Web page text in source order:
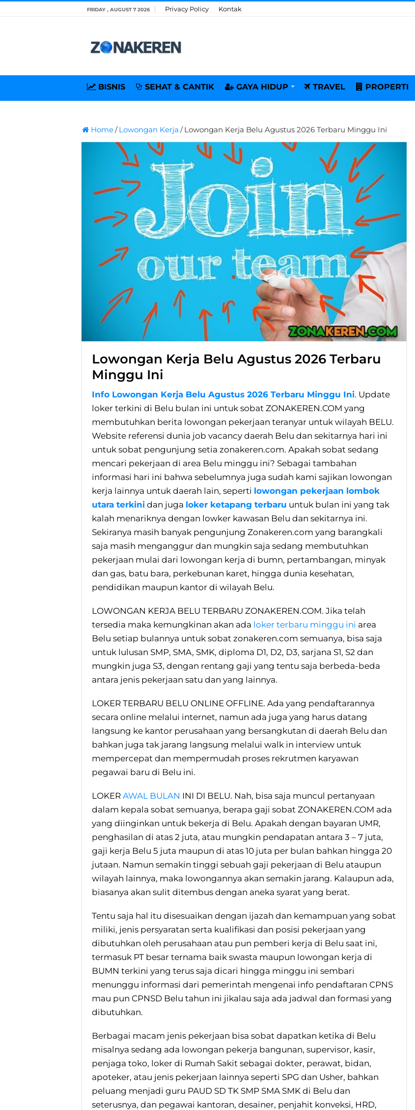
FRIDAY , AUGUST 7 2026 Privacy Policy Kontak
BISNIS SEHAT & CANTIK GAYA HIDUP TRAVEL PROPERTI
Home/ Lowongan Kerja / Lowongan Kerja Belu Agustus 2026 Terbaru Minggu Ini
Lowongan Kerja Belu Agustus 2026 Terbaru
Minggu Ini
Info Lowongan Kerja Belu Agustus 2026 Terbaru Minggu Ini. Update
loker terkini di Belu bulan ini untuk sobat ZONAKEREN.COM yang
membutuhkan berita lowongan pekerjaan teranyar untuk wilayah BELU.
Website referensi dunia job vacancy daerah Belu dan sekitarnya hari ini
untuk sobat pengunjung setia zonakeren.com. Apakah sobat sedang
mencari pekerjaan di area Belu minggu ini? Sebagai tambahan
informasi hari ini bahwa sebelumnya juga sudah kami sajikan lowongan
kerja lainnya untuk daerah lain, seperti lowongan pekerjaan lombok
utara terkini dan juga loker ketapang terbaru untuk bulan ini yang tak
kalah menariknya dengan lowker kawasan Belu dan sekitarnya ini.
Sekiranya masih banyak pengunjung Zonakeren.com yang barangkali
saja masih menganggur dan mungkin saja sedang membutuhkan
pekerjaan mulai dari lowongan kerja di bumn, pertambangan, minyak
dan gas, batu bara, perkebunan karet, hingga dunia kesehatan,
pendidikan maupun kantor di wilayah Belu.
LOWONGAN KERJA BELU TERBARU ZONAKEREN.COM. Jika telah
tersedia maka kemungkinan akan ada loker terbaru minggu ini area
Belu setiap bulannya untuk sobat zonakeren.com semuanya, bisa saja
untuk lulusan SMP, SMA, SMK, diploma D1, D2, D3, sarjana S1, S2 dan
mungkin juga S3, dengan rentang gaji yang tentu saja berbeda-beda
antara jenis pekerjaan satu dan yang lainnya.
LOKER TERBARU BELU ONLINE OFFLINE. Ada yang pendaftarannya
secara online melalui internet, namun ada juga yang harus datang
langsung ke kantor perusahaan yang bersangkutan di daerah Belu dan
bahkan juga tak jarang langsung melalui walk in interview untuk
mempercepat dan mempermudah proses rekrutmen karyawan
pegawai baru di Belu ini.
LOKER AWAL BULAN INI DI BELU. Nah, bisa saja muncul pertanyaan
dalam kepala sobat semuanya, berapa gaji sobat ZONAKEREN.COM ada
yang diinginkan untuk bekerja di Belu. Apakah dengan bayaran UMR,
penghasilan di atas 2 juta, atau mungkin pendapatan antara 3 – 7 juta,
gaji kerja Belu 5 juta maupun di atas 10 juta per bulan bahkan hingga 20
jutaan. Namun semakin tinggi sebuah gaji pekerjaan di Belu ataupun
wilayah lainnya, maka lowongannya akan semakin jarang. Kalaupun ada,
biasanya akan sulit ditembus dengan aneka syarat yang berat.
Tentu saja hal itu disesuaikan dengan ijazah dan kemampuan yang sobat
miliki, jenis persyaratan serta kualifikasi dan posisi pekerjaan yang
dibutuhkan oleh perusahaan atau pun pemberi kerja di Belu saat ini,
termasuk PT besar ternama baik swasta maupun lowongan kerja di
BUMN terkini yang terus saja dicari hingga minggu ini sembari
menunggu informasi dari pemerintah mengenai info pendaftaran CPNS
mau pun CPNSD Belu tahun ini jikalau saja ada jadwal dan formasi yang
dibutuhkan.
Berbagai macam jenis pekerjaan bisa sobat dapatkan ketika di Belu
misalnya sedang ada lowongan pekerja bangunan, supervisor, kasir,
penjaga toko, loker di Rumah Sakit sebagai dokter, perawat, bidan,
apoteker, atau jenis pekerjaan lainnya seperti SPG dan Usher, bahkan
peluang menjadi guru PAUD SD TK SMP SMA SMK di Belu dan
seterusnya, dan pegawai kantoran, desainer, penjahit konveksi, HRD,